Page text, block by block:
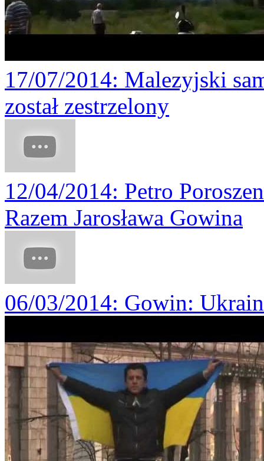
17/07/2014: Malezyjski
został zestrzelony
12/04/2014: Petro
Razem Jarosława Gowina
06/03/2014: Gowin: